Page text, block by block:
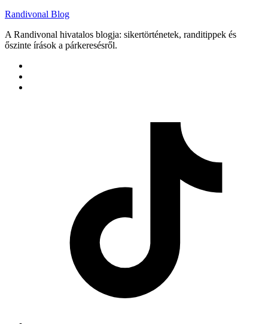
Randivonal Blog
A Randivonal hivatalos blogja: sikertörténetek, randitippek és
őszinte írások a párkeresésről.